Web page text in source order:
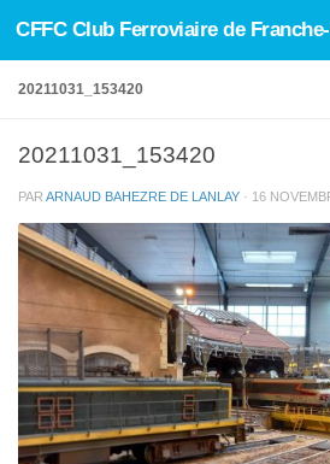
Skip to content
CFFC Club Ferroviaire de
20211031_153420
20211031_153420
PAR ARNAUD BAHEZRE DE LANLAY · 16